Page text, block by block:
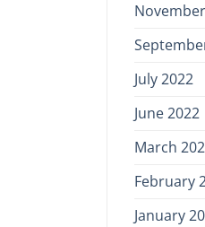
July 2022
June 2022
March
February
January